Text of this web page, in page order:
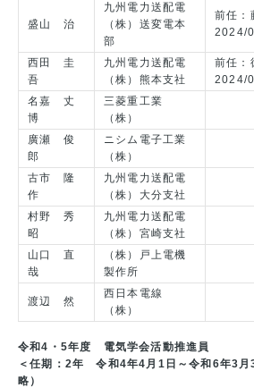
盛山 治
九州電力送配電
（株）送変電本
部
前任
2024/
西田 圭
吾
九州電力送配電
（株）熊本支社
前任
2024/
名嘉 丈
博
三菱重工業
（株）
廣瀬 俊
郎
ニシム電子工業
（株）
古市 隆
作
九州電力送配電
（株）大分支社
村野 秀
昭
九州電力送配電
（株）宮崎支社
山口 直
哉
（株）戸上電機
製作所
渡辺 然
西日本電線
（株）
令和4・5年度 電気学会活動推進員
＜任期：2年 令和4年4月1日～令和6年3月
略）